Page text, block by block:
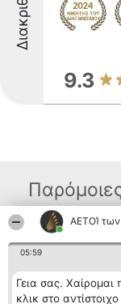
ΑΕΤΟΊ των
05:59
Γεια σας.
κλικ στο
9.3
περιοχές
Διοργανωτής της
κατάταξης
BEAUTIFUL COMPANY